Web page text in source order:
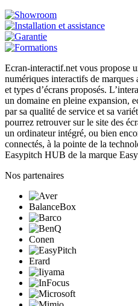
Ecran-interactif.net vous propose
numériques interactifs de
et types d’écrans proposés.
un domaine en pleine expansion,
par sa qualité de service et sa
pourrez retrouver sur le site des
un ordinateur intégré, ou bien
connectés, à la pointe de la
Easypitch HUB de la marque
Nos partenaires
BalanceBox
Conen
Erard